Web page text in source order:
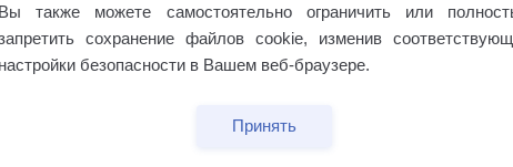
Вы также можете самостоятельно ограничить или
сохранение файлов cookie, изменив
настройки безопасности в Вашем веб-браузере.
Принять